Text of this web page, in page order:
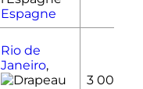
Espagne
Rio de
Janeiro,
3 000